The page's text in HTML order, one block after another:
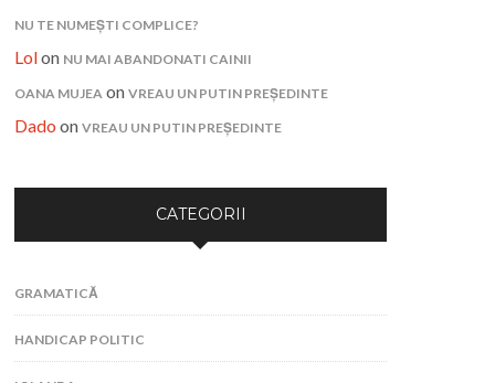
NU TE NUMEȘTI COMPLICE?
Lolon NU MAI ABANDONATI CAINII
OANA MUJEA onVREAU UN PUTIN PREȘEDINTE
Dado onVREAU UN PUTIN PREȘEDINTE
CATEGORII
GRAMATICĂ
HANDICAP POLITIC